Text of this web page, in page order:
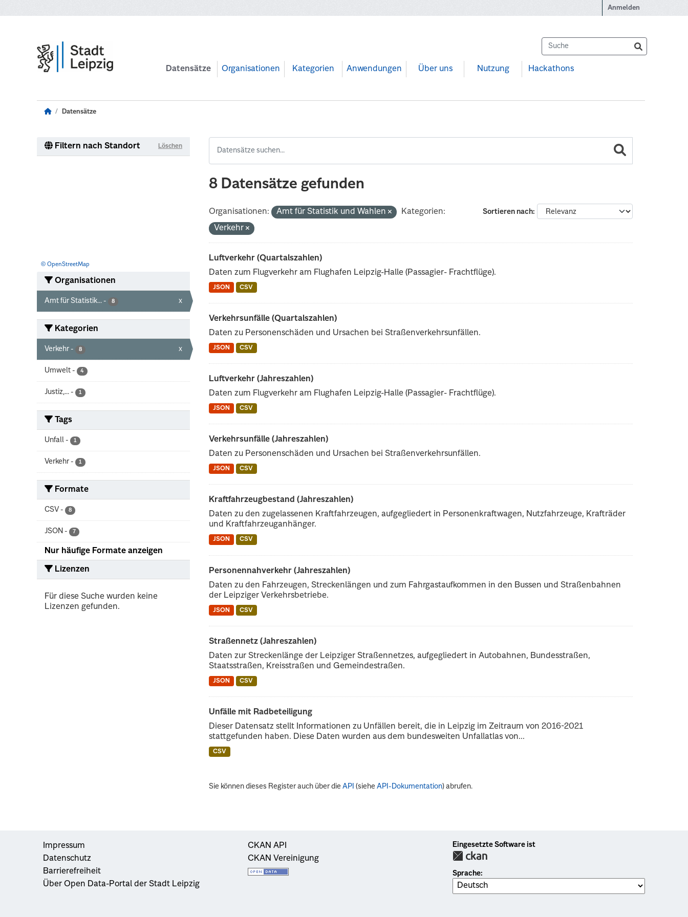
Anmelden
Datensätze Organisationen Kategorien Anwendungen Über uns Nutzung Hackathons
Datensätze
Filtern nach Standort Löschen
© OpenStreetMap
Organisationen
Amt für Statistik... - 8 x
Kategorien
Verkehr - 8 x
Umwelt - 4
Justiz,... - 1
Tags
Unfall - 1
Verkehr - 1
Formate
CSV - 8
JSON - 7
Nur häufige Formate anzeigen
Lizenzen
Für diese Suche wurden keine
Lizenzen gefunden.
8 Datensätze gefunden
Sortieren nach
Organisationen: Amt für Statistik und Wahlen
Kategorien:
Verkehr
Luftverkehr (Quartalszahlen)
Daten zum Flugverkehr am Flughafen Leipzig-Halle (Passagier- Frachtflüge).
JSON CSV
Verkehrsunfälle (Quartalszahlen)
Daten zu Personenschäden und Ursachen bei Straßenverkehrsunfällen.
JSON CSV
Luftverkehr (Jahreszahlen)
Daten zum Flugverkehr am Flughafen Leipzig-Halle (Passagier- Frachtflüge).
JSON CSV
Verkehrsunfälle (Jahreszahlen)
Daten zu Personenschäden und Ursachen bei Straßenverkehrsunfällen.
JSON CSV
Kraftfahrzeugbestand (Jahreszahlen)
Daten zu den zugelassenen Kraftfahrzeugen, aufgegliedert in Personenkraftwagen, Nutzfahrzeuge, Krafträder
und Kraftfahrzeuganhänger.
JSON CSV
Personennahverkehr (Jahreszahlen)
Daten zu den Fahrzeugen, Streckenlängen und zum Fahrgastaufkommen in den Bussen und Straßenbahnen
der Leipziger Verkehrsbetriebe.
JSON CSV
Straßennetz (Jahreszahlen)
Daten zur Streckenlänge der Leipziger Straßennetzes, aufgegliedert in Autobahnen, Bundesstraßen,
Staatsstraßen, Kreisstraßen und Gemeindestraßen.
JSON CSV
Unfälle mit Radbeteiligung
Dieser Datensatz stellt Informationen zu Unfällen bereit, die in Leipzig im Zeitraum von 2016-2021
stattgefunden haben. Diese Daten wurden aus dem bundesweiten Unfallatlas von...
CSV
Sie können dieses Register auch über dieAPI (sieheAPI-Dokumentation) abrufen.
Impressum
Datenschutz
Barrierefreiheit
Über Open Data-Portal der Stadt Leipzig
CKAN API
CKAN Vereinigung
Eingesetzte Software ist
Sprache